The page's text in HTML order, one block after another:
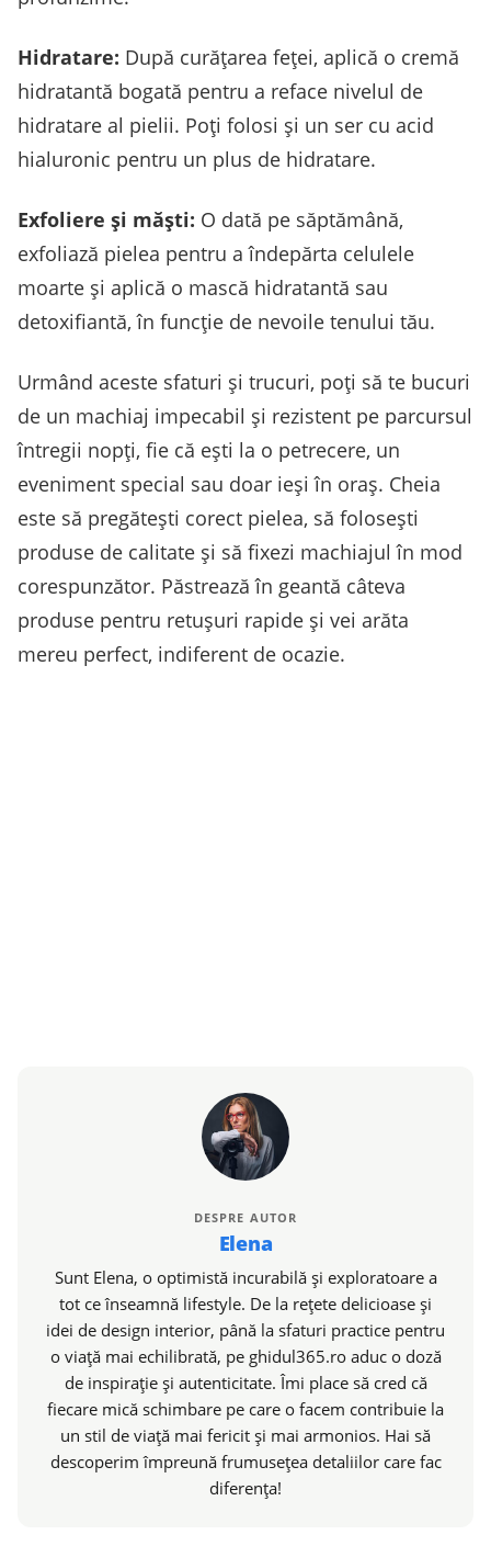
Hidratare: După curățarea feței, aplică o cremă
hidratantă bogată pentru a reface nivelul de
hidratare al pielii. Poți folosi și un ser cu acid
hialuronic pentru un plus de hidratare.
Exfoliere și măști: O dată pe săptămână,
exfoliază pielea pentru a îndepărta celulele
moarte și aplică o mască hidratantă sau
detoxifiantă, în funcție de nevoile tenului tău.
Urmând aceste sfaturi și trucuri, poți să te bucuri
de un machiaj impecabil și rezistent pe parcursul
întregii nopți, fie că ești la o petrecere, un
eveniment special sau doar ieși în oraș. Cheia
este să pregătești corect pielea, să folosești
produse de calitate și să fixezi machiajul în mod
corespunzător. Păstrează în geantă câteva
produse pentru retușuri rapide și vei arăta
mereu perfect, indiferent de ocazie.
DESPRE AUTOR
Elena
Sunt Elena, o optimistă incurabilă și exploratoare a
tot ce înseamnă lifestyle. De la rețete delicioase și
idei de design interior, până la sfaturi practice pentru
o viață mai echilibrată, pe ghidul365.ro aduc o doză
de inspirație și autenticitate. Îmi place să cred că
fiecare mică schimbare pe care o facem contribuie la
un stil de viață mai fericit și mai armonios. Hai să
descoperim împreună frumusețea detaliilor care fac
diferența!